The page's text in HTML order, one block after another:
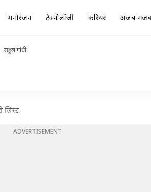
मनोरंजन टेक्नोलॉजी करियर अजब-गजब
राहुल गांधी
लिस्ट
ADVERTISEMENT